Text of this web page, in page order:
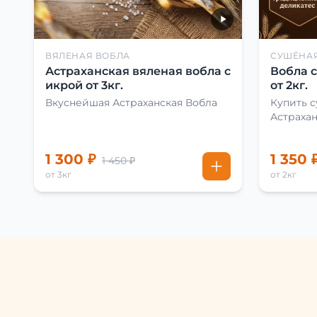
ВЯЛЕНАЯ ВОБЛА
Астраханская вяленая вобла с
икрой от 3кг.
Вкуснейшая Астраханская Вобла
1 300 ₽ 1 450 ₽
от 3кг
Вобла
от 2кг.
Купить
1 350
от 2кг